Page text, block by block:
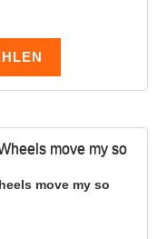
move my so